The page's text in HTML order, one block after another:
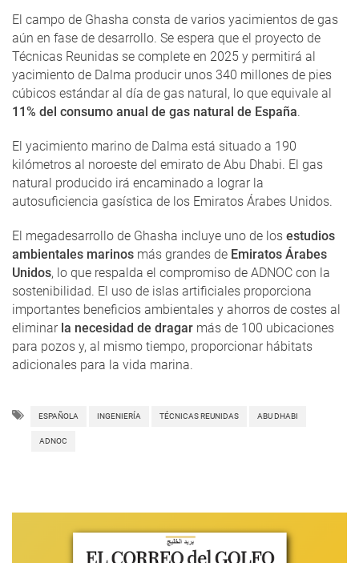
El campo de Ghasha consta de varios yacimientos de gas
aún en fase de desarrollo. Se espera que el proyecto de
Técnicas Reunidas se complete en 2025 y permitirá al
yacimiento de Dalma producir unos 340 millones de pies
cúbicos estándar al día de gas natural, lo que equivale al
11% del consumo anual de gas natural de España.
El yacimiento marino de Dalma está situado a 190
kilómetros al noroeste del emirato de Abu Dhabi. El gas
natural producido irá encaminado a lograr la
autosuficiencia gasística de los Emiratos Árabes Unidos.
El megadesarrollo de Ghasha incluye uno de los estudios
ambientales marinos más grandes de Emiratos Árabes
Unidos, lo que respalda el compromiso de ADNOC con la
sostenibilidad. El uso de islas artificiales proporciona
importantes beneficios ambientales y ahorros de costes al
eliminar la necesidad de dragar más de 100 ubicaciones
para pozos y, al mismo tiempo, proporcionar hábitats
adicionales para la vida marina.
ESPAÑOLA INGENIERÍA TÉCNICAS REUNIDAS ABU DHABI
ADNOC